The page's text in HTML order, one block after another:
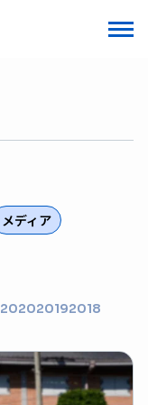
メディア
202020192018